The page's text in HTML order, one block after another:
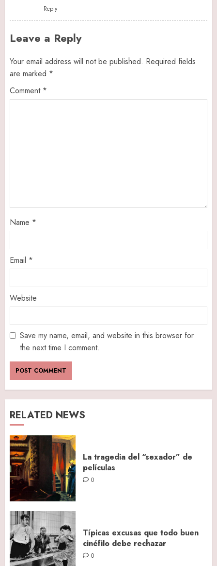
Reply
Leave a Reply
Your email address will not be published. Required fields
are marked *
Comment *
Name *
Email *
Website
Save my name, email, and website in this browser for
the next time I comment.
RELATED NEWS
La tragedia del “sexador” de
películas
0
Típicas excusas que todo buen
cinéfilo debe rechazar
0